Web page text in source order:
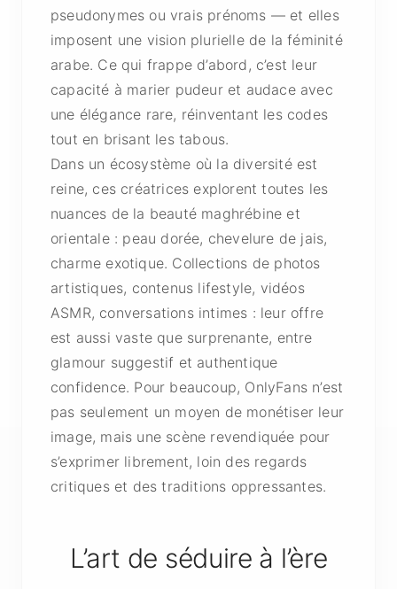
pseudonymes ou vrais prénoms — et elles
imposent une vision plurielle de la féminité
arabe. Ce qui frappe d’abord, c’est leur
capacité à marier pudeur et audace avec
une élégance rare, réinventant les codes
tout en brisant les tabous.
Dans un écosystème où la diversité est
reine, ces créatrices explorent toutes les
nuances de la beauté maghrébine et
orientale : peau dorée, chevelure de jais,
charme exotique. Collections de photos
artistiques, contenus lifestyle, vidéos
ASMR, conversations intimes : leur offre
est aussi vaste que surprenante, entre
glamour suggestif et authentique
confidence. Pour beaucoup, OnlyFans n’est
pas seulement un moyen de monétiser leur
image, mais une scène revendiquée pour
s’exprimer librement, loin des regards
critiques et des traditions oppressantes.
L’art de séduire à l’ère